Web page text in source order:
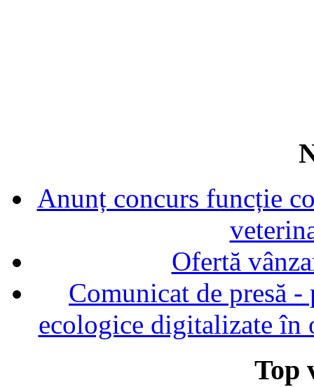
Anunț concurs funcție
Ofertă
Comunicat de presă
ecologice digitalizate în
Top